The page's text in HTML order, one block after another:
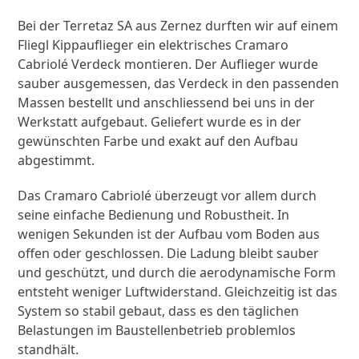
Bei der Terretaz SA aus Zernez durften wir auf einem
Fliegl Kippauflieger ein elektrisches Cramaro
Cabriolé Verdeck montieren. Der Auflieger wurde
sauber ausgemessen, das Verdeck in den passenden
Massen bestellt und anschliessend bei uns in der
Werkstatt aufgebaut. Geliefert wurde es in der
gewünschten Farbe und exakt auf den Aufbau
abgestimmt.
Das Cramaro Cabriolé überzeugt vor allem durch
seine einfache Bedienung und Robustheit. In
wenigen Sekunden ist der Aufbau vom Boden aus
offen oder geschlossen. Die Ladung bleibt sauber
und geschützt, und durch die aerodynamische Form
entsteht weniger Luftwiderstand. Gleichzeitig ist das
System so stabil gebaut, dass es den täglichen
Belastungen im Baustellenbetrieb problemlos
standhält.